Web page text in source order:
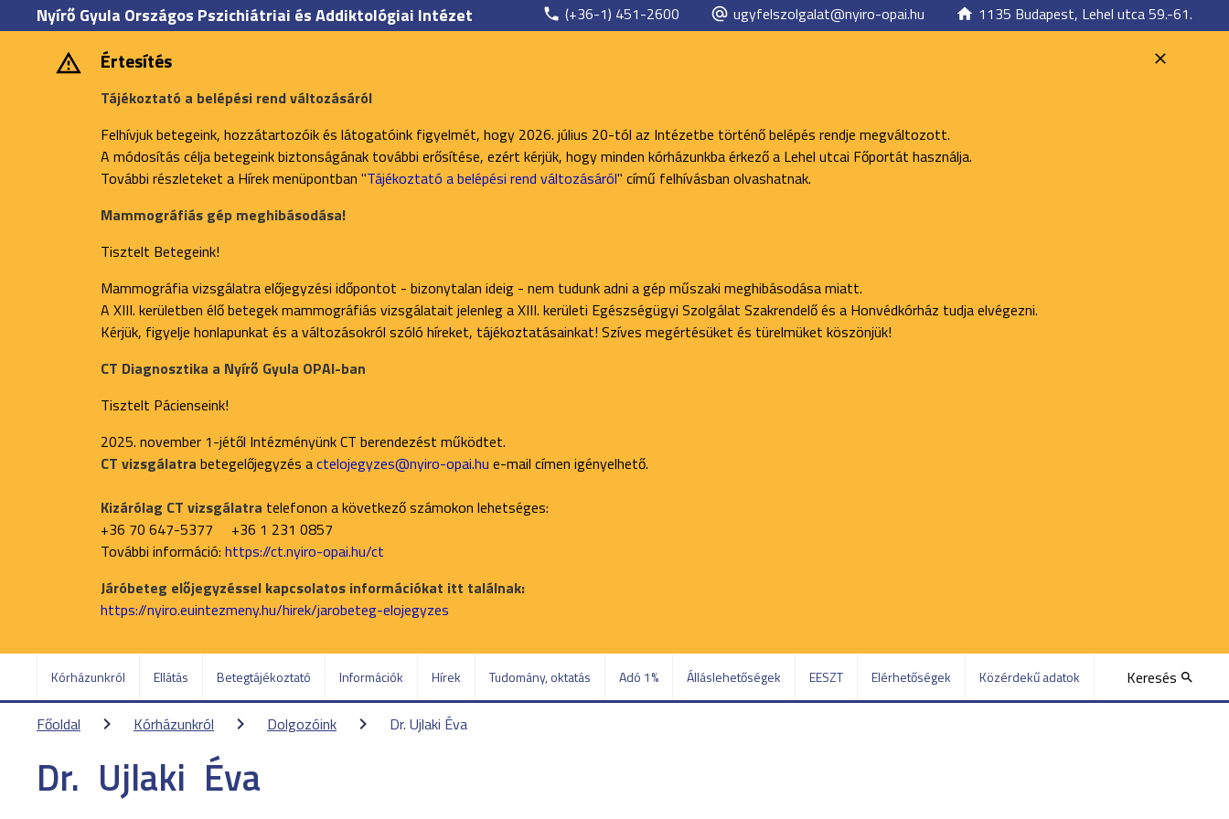
Nyírő Gyula Országos Pszichiátriai és Addiktológiai Intézet (+36-1) 451-2600 ugyfelszolgalat@nyiro-opai.hu 1135 Budapest, Lehel utca 59.-61.
Értesítés
Tájékoztató a belépési rend változásáról
Felhívjuk betegeink, hozzátartozóik és látogatóink figyelmét, hogy 2026. július 20-tól az Intézetbe történő belépés rendje megváltozott.
A módosítás célja betegeink biztonságának további erősítése, ezért kérjük, hogy minden kórházunkba érkező a Lehel utcai Főportát használja.
További részleteket a Hírek menüpontban "Tájékoztató a belépési rend változásáról" című felhívásban olvashatnak.
Mammográfiás gép meghibásodása!
Tisztelt Betegeink!
Mammográfia vizsgálatra előjegyzési időpontot - bizonytalan ideig - nem tudunk adni a gép műszaki meghibásodása miatt.
A XIII. kerületben élő betegek mammográfiás vizsgálatait jelenleg a XIII. kerületi Egészségügyi Szolgálat Szakrendelő és a Honvédkórház tudja elvégezni.
Kérjük, figyelje honlapunkat és a változásokról szóló híreket, tájékoztatásainkat! Szíves megértésüket és türelmüket köszönjük!
CT Diagnosztika a Nyírő Gyula OPAI-ban
Tisztelt Pácienseink!
2025. november 1-jétől Intézményünk CT berendezést működtet.
CT vizsgálatra betegelőjegyzés actelojegyzes@nyiro-opai.hu e-mail címen igényelhető.
Kizárólag CT vizsgálatra telefonon a következő számokon lehetséges:
+36 70 647-5377 +36 1 231 0857
További információ: https://ct.nyiro-opai.hu/ct
Járóbeteg előjegyzéssel kapcsolatos információkat itt találnak:
https://nyiro.euintezmeny.hu/hirek/jarobeteg-elojegyzes
Kórházunkról Ellátás Betegtájékoztató Információk Hírek Tudomány, oktatás Adó 1% Álláslehetőségek EESZT Elérhetőségek Közérdekű adatok Keresés
Főoldal Kórházunkról Dolgozóink Dr. Ujlaki Éva
Dr. Ujlaki Éva